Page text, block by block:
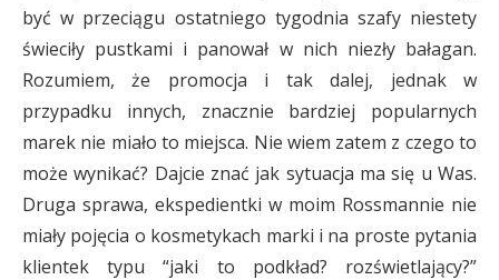
być w przeciągu ostatniego tygodnia szafy niestety
świeciły pustkami i panował w nich niezły bałagan.
Rozumiem, że promocja i tak dalej, jednak w
przypadku innych, znacznie bardziej popularnych
marek nie miało to miejsca. Nie wiem zatem z czego to
może wynikać? Dajcie znać jak sytuacja ma się u Was.
Druga sprawa, ekspedientki w moim Rossmannie nie
miały pojęcia o kosmetykach marki i na proste pytania
klientek typu “jaki to podkład? rozświetlający?”